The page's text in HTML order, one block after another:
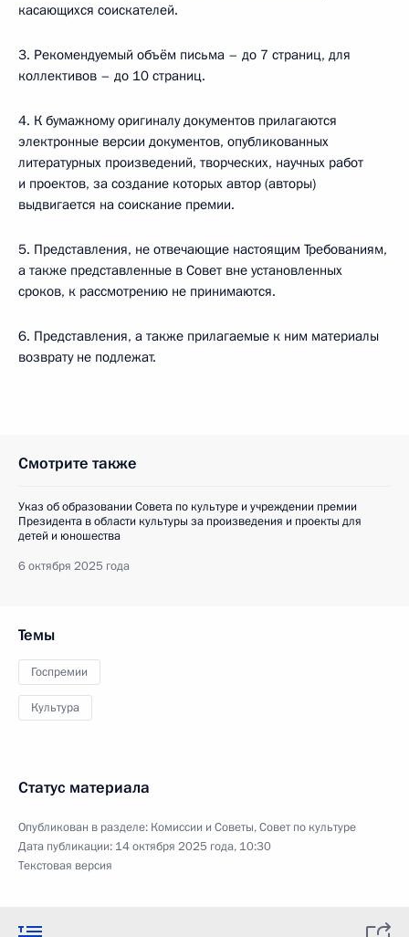
касающихся соискателей.
3. Рекомендуемый объём письма – до 7 страниц, для
коллективов – до 10 страниц.
4. К бумажному оригиналу документов прилагаются
электронные версии документов, опубликованных
литературных произведений, творческих, научных работ
и проектов, за создание которых автор (авторы)
выдвигается на соискание премии.
5. Представления, не отвечающие настоящим Требованиям,
а также представленные в Совет вне установленных
сроков, к рассмотрению не принимаются.
6. Представления, а также прилагаемые к ним материалы
возврату не подлежат.
Смотрите также
Указ об образовании Совета по культуре и учреждении премии
Президента в области культуры за произведения и проекты для
детей и юношества
6 октября 2025 года
Темы
Госпремии
Культура
Статус материала
Опубликован в разделе: Комиссии и Советы,Совет по культуре
Дата публикации: 14 октября 2025 года, 10:30
Текстовая версия